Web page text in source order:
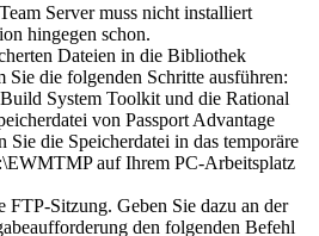
Servermuss nicht installiert
hingegen schon.
Dateien in die Bibliothek
Sie die folgenden Schritte ausführen:
Build System Toolkit und die Rational
von Passport Advantage
Sie die Speicherdatei in das temporäre
auf Ihrem PC-Arbeitsplatz
FTP-Sitzung. Geben Sie dazu an der
den folgenden Befehl